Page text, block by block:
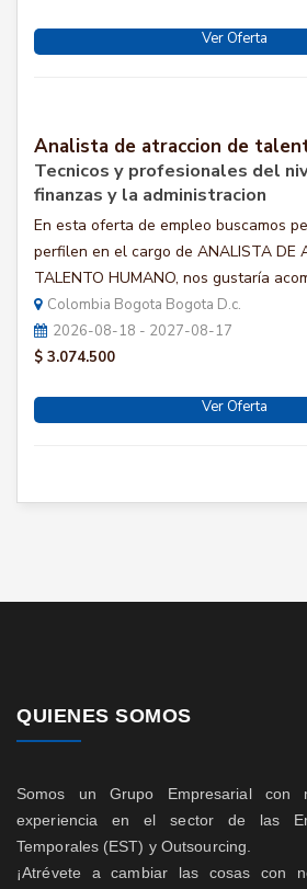
Ver Oferta
Analista de atraccion de
Tecnicos y profesionales del
finanzas y la administracion
En esta oferta de empleo buscamos
perfilen en el cargo de ANALISTA DE
TALENTO HUMANO, nos gustaría
Colombia Bogota Bogota D.c.
2026-08-18 - 2027-08-17
$ 3.074.500
Ver Oferta
QUIENES SOMOS
Somos un Grupo Empresarial
experiencia en el sector de las
Temporales (EST) y Outsourcing.
¡Atrévete a cambiar las cosas con